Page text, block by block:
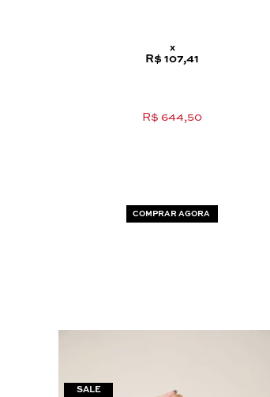
x
R$ 107,41
R$ 644,50
COMPRAR AGORA